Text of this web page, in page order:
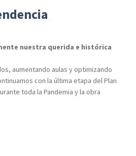
nuestra querida e histórica
aumentando aulas y optimizando
con la última etapa del Plan
toda la Pandemia y la obra